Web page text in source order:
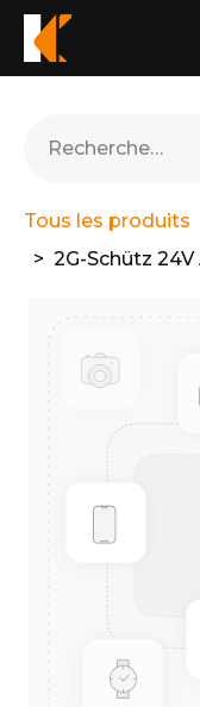
Tous les produits
2G-Schütz